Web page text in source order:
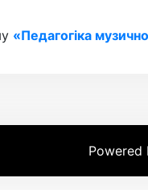
«Педагогіка
Powered